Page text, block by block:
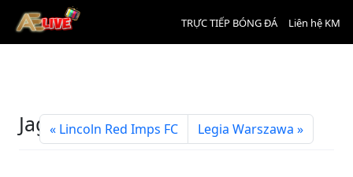
TRỰC TIẾP BÓNG ĐÁ Liên hệ KM
Jagiellonia Bialystok
Lincoln Red Imps FC Legia Warszawa